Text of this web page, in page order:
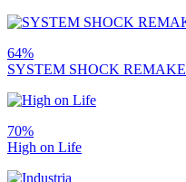
64%
SYSTEM SHOCK REMAKE
70%
High on Life